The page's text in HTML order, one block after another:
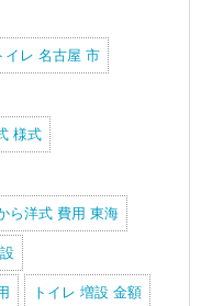
イレ 名古屋 市
様式
ら洋式 費用 東海
トイレ 増設 金額